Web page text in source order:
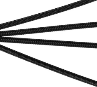
Schwenken.